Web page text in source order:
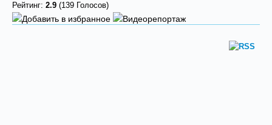
Рейтинг: 2.9 (139 Голосов)